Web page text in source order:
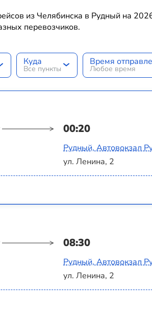
из Челябинска в Рудный на
перевозчиков.
Куда
Все пункты
Время
Любое время
00:20
Рудный, Автовокзал
ул. Ленина, 2
08:30
Рудный, Автовокзал
ул. Ленина, 2